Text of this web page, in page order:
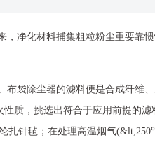
净化材料捕集粗粒粉尘重要靠
袋除尘器的滤料便是合成纤维
质，挑选出符合于应用前提的
扎针毡；在处理高温烟气